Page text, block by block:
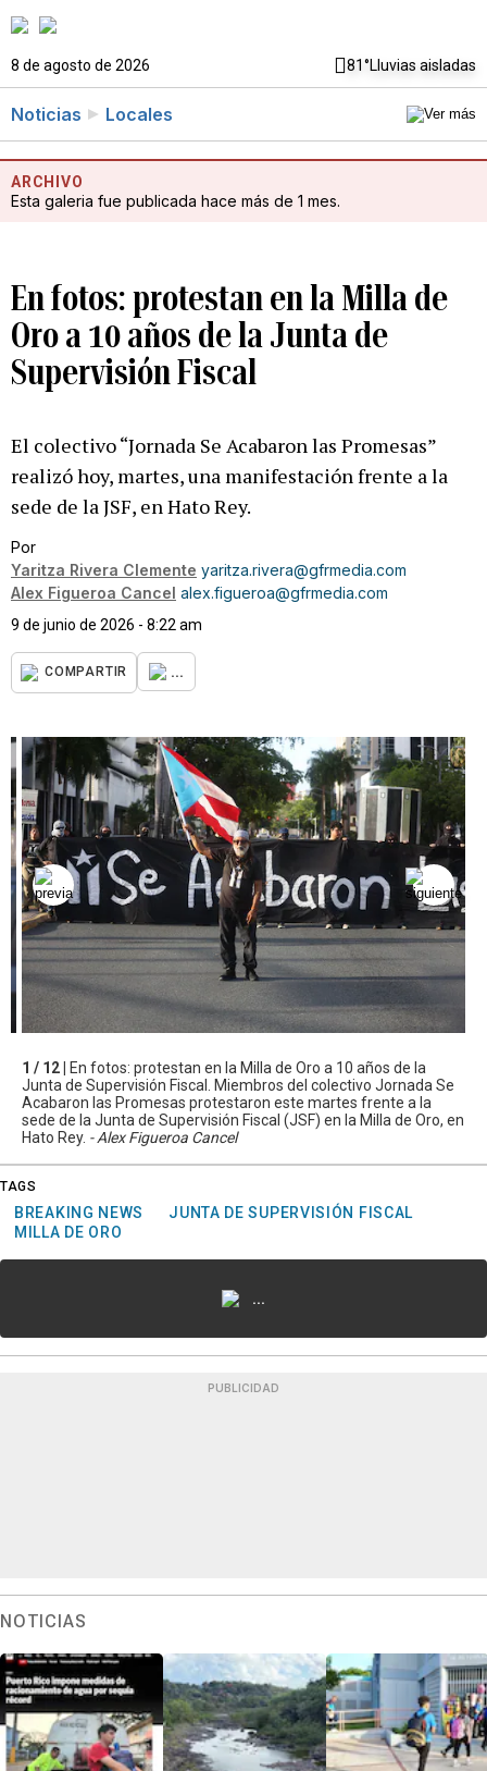
8 de agosto de 2026 81°Lluvias aisladas
Noticias Locales
ARCHIVO
Esta galeria fue publicada hace más de 1 mes.
En fotos: protestan en la Milla de
Oro a 10 años de la Junta de
Supervisión Fiscal
El colectivo “Jornada Se Acabaron las Promesas”
realizó hoy, martes, una manifestación frente a la
sede de la JSF, en Hato Rey.
Por
Yaritza Rivera Clemente yaritza.rivera@gfrmedia.com
Alex Figueroa Cancel alex.figueroa@gfrmedia.com
9 de junio de 2026 - 8:22 am
COMPARTIR ...
1 / 12 |
En fotos: protestan en la Milla de Oro a 10 años de la
Junta de Supervisión Fiscal. Miembros del colectivo Jornada Se
Acabaron las Promesas protestaron este martes frente a la
sede de la Junta de Supervisión Fiscal (JSF) en la Milla de Oro, en
Hato Rey. - Alex Figueroa Cancel
TAGS
BREAKING NEWS
JUNTA DE SUPERVISIÓN FISCAL
MILLA DE ORO
...
PUBLICIDAD
NOTICIAS